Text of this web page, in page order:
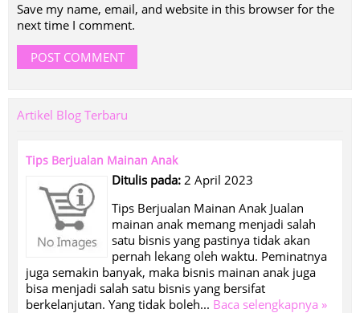
Save my name, email, and website in this browser for the
next time I comment.
Artikel Blog Terbaru
Tips Berjualan Mainan Anak
Ditulis pada: 2 April 2023
Tips Berjualan Mainan Anak Jualan
mainan anak memang menjadi salah
satu bisnis yang pastinya tidak akan
pernah lekang oleh waktu. Peminatnya
juga semakin banyak, maka bisnis mainan anak juga
bisa menjadi salah satu bisnis yang bersifat
berkelanjutan. Yang tidak boleh... Baca selengkapnya »